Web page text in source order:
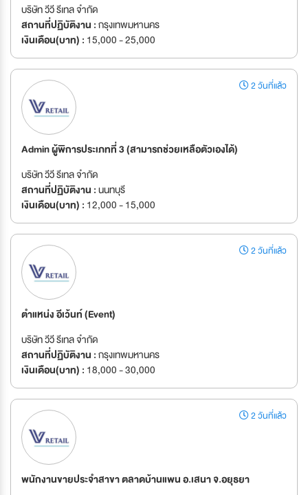
บริษัท วีวี รีเทล จำกัด
สถานที่ปฏิบัติงาน :กรุงเทพมหานคร
เงินเดือน(บาท) : 15,000 - 25,000
2 วันที่แล้ว
Admin ผู้พิการประเภทที่ 3 (สามารถช่วยเหลือตัวเองได้)
บริษัท วีวี รีเทล จำกัด
สถานที่ปฏิบัติงาน :นนทบุรี
เงินเดือน(บาท) : 12,000 - 15,000
2 วันที่แล้ว
ตำแหน่ง อีเว้นท์ (Event)
บริษัท วีวี รีเทล จำกัด
สถานที่ปฏิบัติงาน :กรุงเทพมหานคร
เงินเดือน(บาท) : 18,000 - 30,000
2 วันที่แล้ว
พนักงานขายประจำสาขา ตลาดบ้านแพน อ.เสนา จ.อยุธยา